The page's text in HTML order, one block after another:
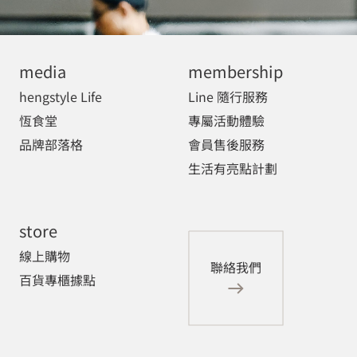
media
hengstyle Life
恆食堂
品牌部落格
membership
Line 隨行服務
專屬活動體驗
會員售後服務
生活有亮點計劃
store
線上購物
百貨專櫃據點
聯絡我們